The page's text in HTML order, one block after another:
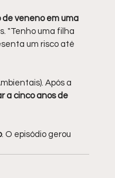
de veneno em uma
"Tenho uma filha
um risco até
Após a
a cinco anos de
. O episódio gerou